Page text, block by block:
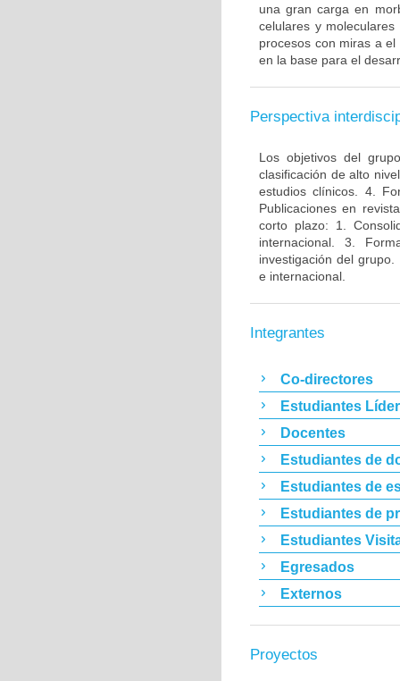
una gran carga en
celulares y
procesos con miras a
en la base para el
Perspectiva
Los objetivos del
clasificación de alto
estudios clínicos. 4.
Publicaciones en
corto plazo: 1.
internacional. 3.
investigación del
e internacional.
Integrantes
Co-directores
Estudiantes
Docentes
Estudiantes de
Estudiantes de
Estudiantes de
Estudiantes
Egresados
Externos
Proyectos